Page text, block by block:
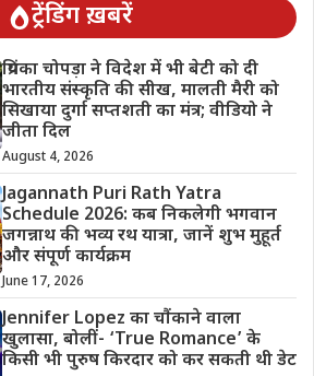
ट्रेंडिंग ख़बरें
प्रियंका चोपड़ा ने विदेश में भी बेटी को दी
भारतीय संस्कृति की सीख, मालती मैरी को
सिखाया दुर्गा सप्तशती का मंत्र; वीडियो ने
जीता दिल
August 4, 2026
Jagannath Puri Rath Yatra
Schedule 2026: कब निकलेगी भगवान
जगन्नाथ की भव्य रथ यात्रा, जानें शुभ मुहूर्त
और संपूर्ण कार्यक्रम
June 17, 2026
Jennifer Lopez का चौंकाने वाला
खुलासा, बोलीं- ‘True Romance’ के
किसी भी पुरुष किरदार को कर सकती थी डेट